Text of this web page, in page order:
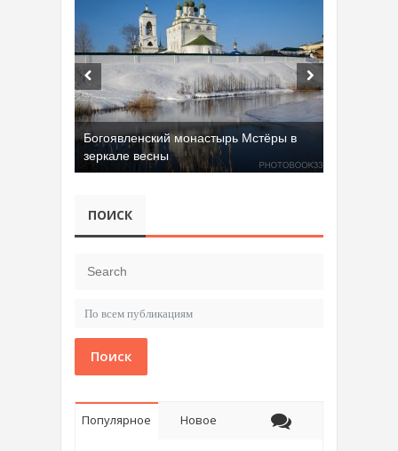
Богоявленский монастырь Мстёры в
зеркале весны
ПОИСК
Поиск
Популярное Новое